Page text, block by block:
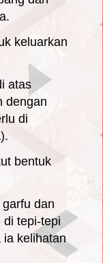
keluarkan
atas
dengan
di
bentuk
dan
di tepi-tepi
ia kelihatan